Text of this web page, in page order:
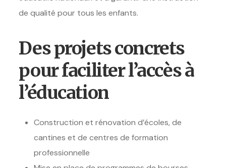
de qualité pour tous les enfants.
Des projets concrets
pour faciliter l’accès à
l’éducation
Construction et rénovation d’écoles, de
cantines et de centres de formation
professionnelle